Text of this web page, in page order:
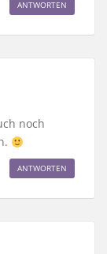
ANTWORTEN
noch
ANTWORTEN